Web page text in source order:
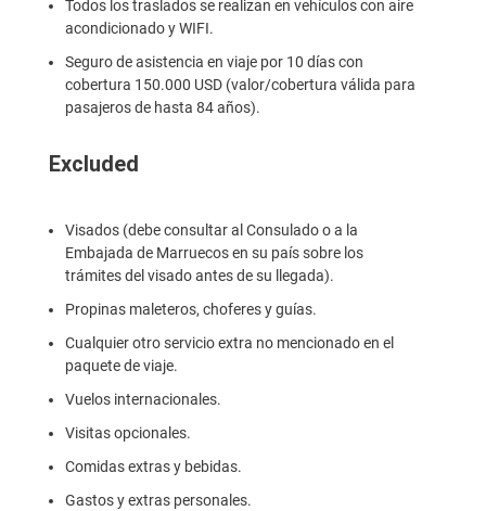
Todos los traslados se realizan en vehículos con aire
acondicionado y WIFI.
Seguro de asistencia en viaje por 10 días con
cobertura 150.000 USD (valor/cobertura válida para
pasajeros de hasta 84 años).
Excluded
Visados (debe consultar al Consulado o a la
Embajada de Marruecos en su país sobre los
trámites del visado antes de su llegada).
Propinas maleteros, choferes y guías.
Cualquier otro servicio extra no mencionado en el
paquete de viaje.
Vuelos internacionales.
Visitas opcionales.
Comidas extras y bebidas.
Gastos y extras personales.